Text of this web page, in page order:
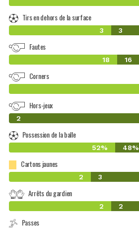
Tirs en dehors de la surface
3 3
Fautes
18 16
Corners
Hors-jeux
0
2
Possession de la balle
52% 48%
Cartons jaunes
2 3
Arrêts du gardien
2 2
Passes